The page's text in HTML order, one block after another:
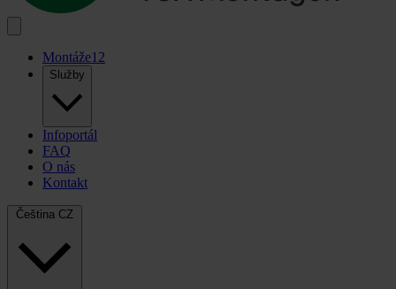
Montáže12
Služby
Infoportál
FAQ
O nás
Kontakt
Čeština CZ